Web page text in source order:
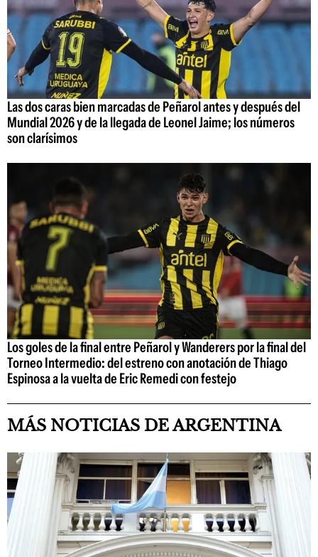
Las dos caras bien marcadas de Peñarol antes y después del
Mundial 2026 y de la llegada de Leonel Jaime; los números
son clarísimos
Los goles de la final entre Peñarol y Wanderers por la final del
Torneo Intermedio: del estreno con anotación de Thiago
Espinosa a la vuelta de Eric Remedi con festejo
MÁS NOTICIAS DE ARGENTINA